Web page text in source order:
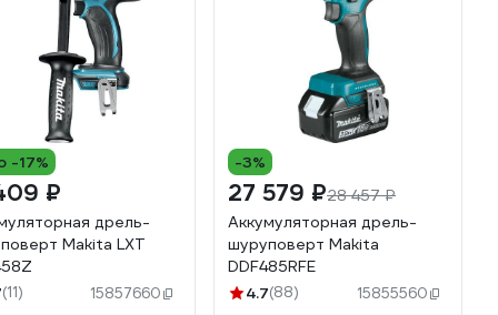
-17%
₽
дрель-
Makita LXT
(11) 15857660
-3%
27 579 ₽28 457 ₽
Аккумуляторная дрель-
шуруповерт Makita
DDF485RFE
4.7(88) 15855560